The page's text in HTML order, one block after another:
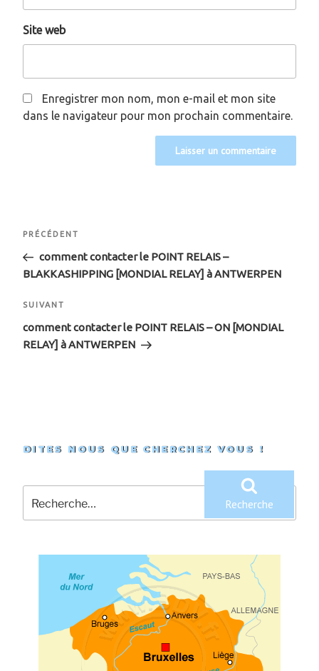
Site web
Enregistrer mon nom, mon e-mail et mon site
dans le navigateur pour mon prochain commentaire.
Navigation
de
l’article
Article
précédent
PRÉCÉDENT
comment contacter le POINT RELAIS –
BLAKKASHIPPING [MONDIAL RELAY] à ANTWERPEN
Article
suivant
SUIVANT
comment contacter le POINT RELAIS – ON [MONDIAL
RELAY] à ANTWERPEN
DITES NOUS QUE CHERCHEZ VOUS !
Recherche
pour
:
Recherche